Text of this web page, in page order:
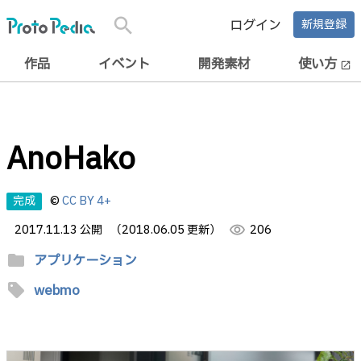
search ログイン 新規登録
作品 イベント 開発素材 使い方 open_in_new
AnoHako
完成 ©CC BY 4+
2017.11.13 公開
（2018.06.05 更新） visibility 206
folder アプリケーション
sell webmo